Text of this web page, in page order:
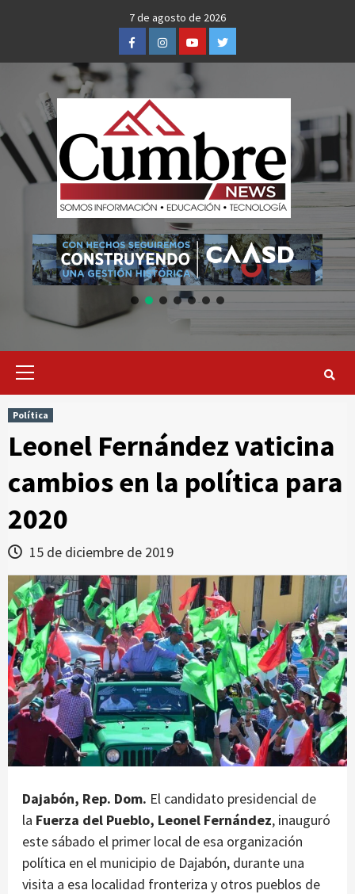
7 de agosto de 2026
FacebookInstagramYoutubeTwitter
Primary
Política
Leonel Fernández vaticina
cambios en la política para
2020
15 de diciembre de 2019
Dajabón, Rep. Dom. El candidato presidencial de
la Fuerza del Pueblo, Leonel Fernández, inauguró
este sábado el primer local de esa organización
política en el municipio de Dajabón, durante una
visita a esa localidad fronteriza y otros pueblos de